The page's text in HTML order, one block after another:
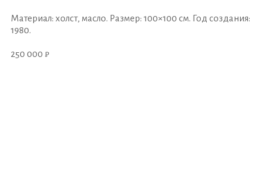
Материал: холст, масло. Размер: 100×100 см. Год создания:
1980.
250 000 ₽